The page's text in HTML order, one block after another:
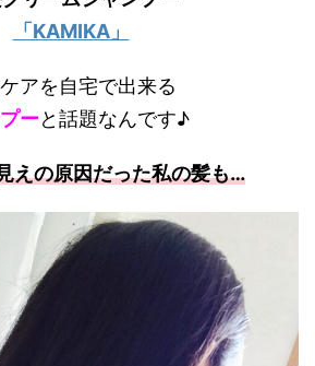
「KAMIKA」
アを自宅で出来る
ーと話題なんです♪
えの原因だった私の髪も…